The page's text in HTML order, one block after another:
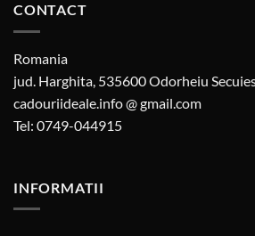
CONTACT
Romania
jud. Harghita, 535600 Odorheiu
cadouriideale.info @ gmail.com
Tel: 0749-044915
INFORMATII